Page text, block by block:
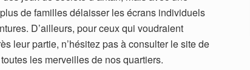
de familles délaisser les écrans individuels
D’ailleurs, pour ceux qui voudraient
leur partie, n’hésitez pas à consulter le site de
les merveilles de nos quartiers.